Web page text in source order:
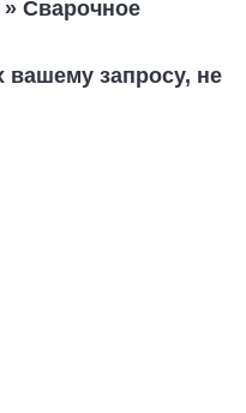
» Сварочное
вашему запросу, не